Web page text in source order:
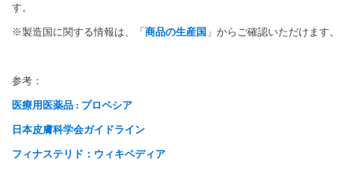
す。
※製造国に関する情報は、「商品の生産国 」からご確認いただけます。
参考：
医療用医薬品 : プロペシア
日本皮膚科学会ガイドライン
フィナステリド：ウィキペディア